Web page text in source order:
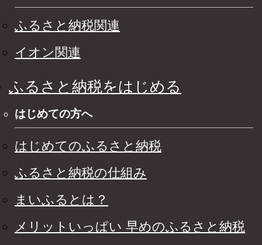
ふるさと納税関連
イオン関連
ふるさと納税をはじめる
はじめての方へ
はじめてのふるさと納税
ふるさと納税の仕組み
まいふるとは？
メリットいっぱい 早めのふるさと納税